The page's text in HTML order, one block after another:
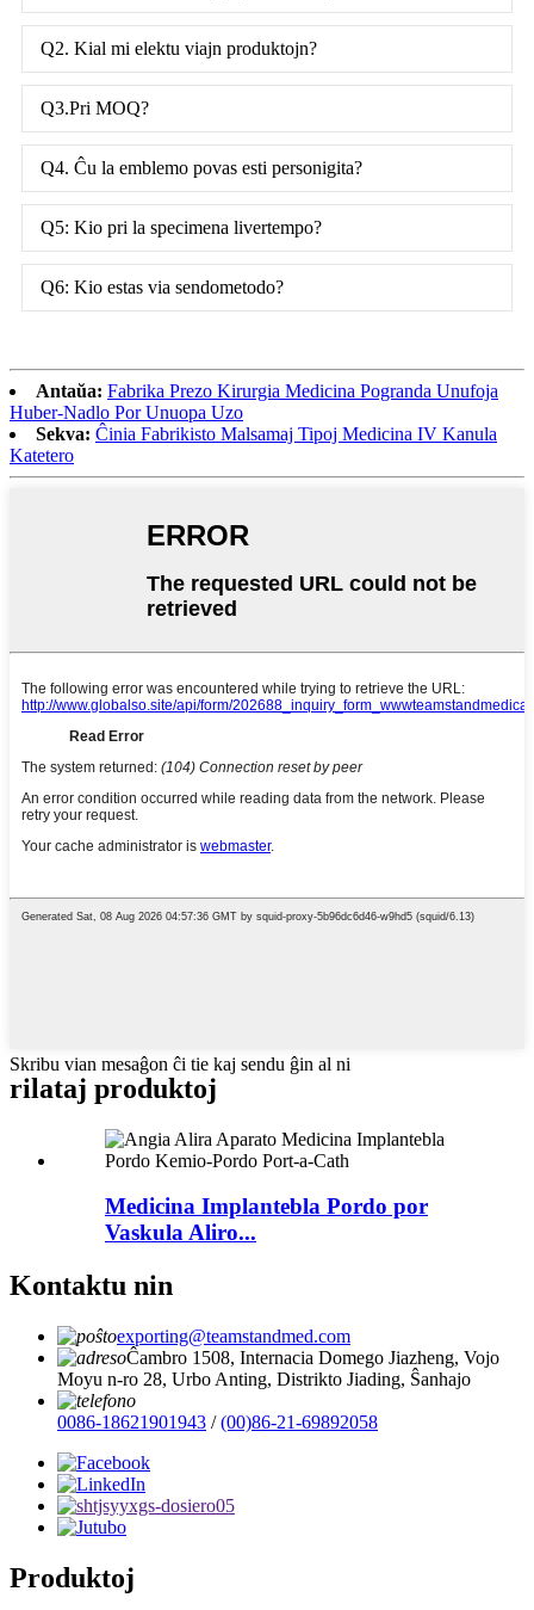
Q2. Kial mi elektu viajn produktojn?
Q3.Pri MOQ?
Q4. Ĉu la emblemo povas esti personigita?
Q5: Kio pri la specimena livertempo?
Q6: Kio estas via sendometodo?
Antaŭa: Fabrika Prezo Kirurgia Medicina Pogranda Unufoja
Huber-Nadlo Por Unuopa Uzo
Sekva: Ĉinia Fabrikisto Malsamaj Tipoj Medicina IV Kanula
Katetero
Skribu vian mesaĝon ĉi tie kaj sendu ĝin al ni
rilataj produktoj
Medicina Implantebla Pordo por
Vaskula Aliro...
Kontaktu nin
exporting@teamstandmed.com
Ĉambro 1508, Internacia Domego Jiazheng, Vojo
Moyu n-ro 28, Urbo Anting, Distrikto Jiading, Ŝanhajo
0086-18621901943 /(00)86-21-69892058
Produktoj